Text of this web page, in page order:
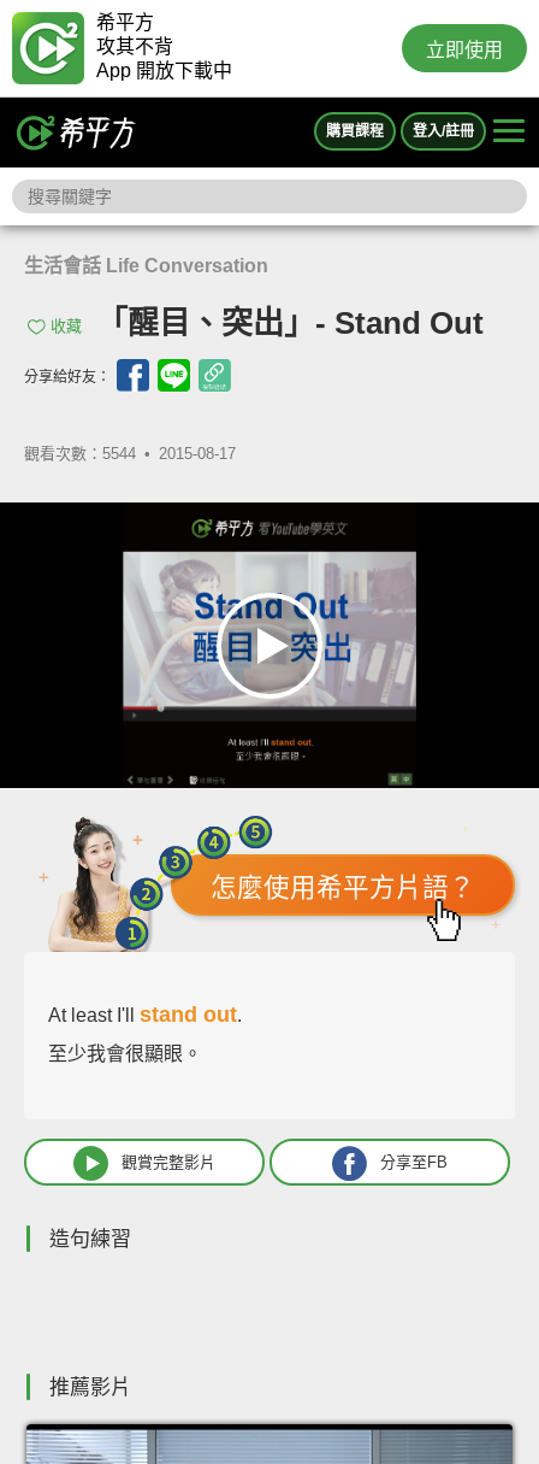
希平方
攻其不背
App 開放下載中
立即使用
購買課程 登入/註冊
生活會話 Life Conversation
收藏 「醒目、突出」- Stand Out
分享給好友：
觀看次數：5544 • 2015-08-17
怎麼使用希平方片語？
At least I'll stand out.
至少我會很顯眼。
觀賞完整影片 分享至FB
造句練習
推薦影片